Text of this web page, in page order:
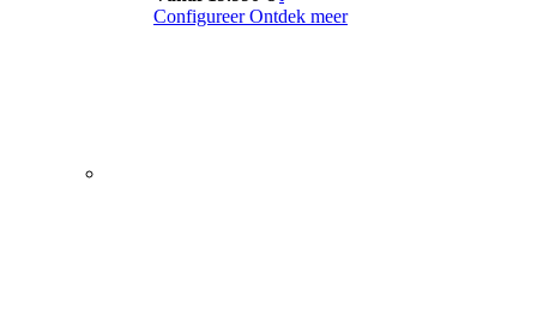
Configureer Ontdek meer